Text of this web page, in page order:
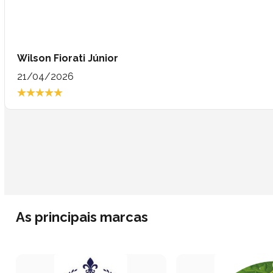
Wilson Fiorati Júnior
21/04/2026
As principais marcas